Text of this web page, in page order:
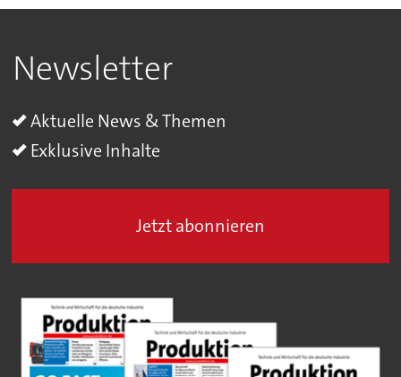
Newsletter
Aktuelle News & Themen
Exklusive Inhalte
Jetzt abonnieren